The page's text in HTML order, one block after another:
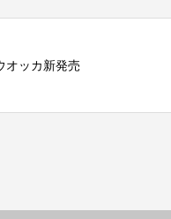
オッカ新発売